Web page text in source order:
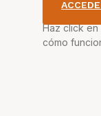
Haz click
cómo